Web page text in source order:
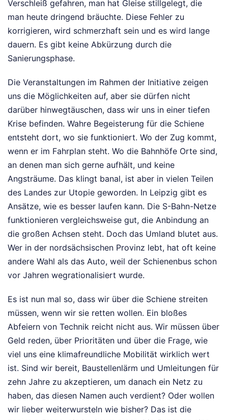
Verschleiß gefahren, man hat Gleise stillgelegt, die
man heute dringend bräuchte. Diese Fehler zu
korrigieren, wird schmerzhaft sein und es wird lange
dauern. Es gibt keine Abkürzung durch die
Sanierungsphase.
Die Veranstaltungen im Rahmen der Initiative zeigen
uns die Möglichkeiten auf, aber sie dürfen nicht
darüber hinwegtäuschen, dass wir uns in einer tiefen
Krise befinden. Wahre Begeisterung für die Schiene
entsteht dort, wo sie funktioniert. Wo der Zug kommt,
wenn er im Fahrplan steht. Wo die Bahnhöfe Orte sind,
an denen man sich gerne aufhält, und keine
Angsträume. Das klingt banal, ist aber in vielen Teilen
des Landes zur Utopie geworden. In Leipzig gibt es
Ansätze, wie es besser laufen kann. Die S-Bahn-Netze
funktionieren vergleichsweise gut, die Anbindung an
die großen Achsen steht. Doch das Umland blutet aus.
Wer in der nordsächsischen Provinz lebt, hat oft keine
andere Wahl als das Auto, weil der Schienenbus schon
vor Jahren wegrationalisiert wurde.
Es ist nun mal so, dass wir über die Schiene streiten
müssen, wenn wir sie retten wollen. Ein bloßes
Abfeiern von Technik reicht nicht aus. Wir müssen über
Geld reden, über Prioritäten und über die Frage, wie
viel uns eine klimafreundliche Mobilität wirklich wert
ist. Sind wir bereit, Baustellenlärm und Umleitungen für
zehn Jahre zu akzeptieren, um danach ein Netz zu
haben, das diesen Namen auch verdient? Oder wollen
wir lieber weiterwursteln wie bisher? Das ist die